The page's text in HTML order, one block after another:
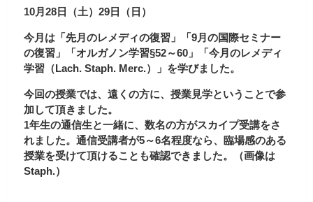
10月28日（土）29日（日）
今月は「先月のレメディの復習」「9月の国際セミナー
の復習」「オルガノン学習§52～60」「今月のレメディ
学習（Lach. Staph. Merc.）」を学びました。
今回の授業では、遠くの方に、授業見学ということで参
加して頂きました。
1年生の通信生と一緒に、数名の方がスカイプ受講をさ
れました。通信受講者が5～6名程度なら、臨場感のある
授業を受けて頂けることも確認できました。（画像は
Staph.）